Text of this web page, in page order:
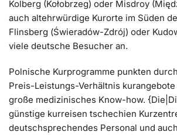
Kolberg (Kołobrzeg) oder Misdroy
auch altehrwürdige Kurorte im Süden
Flinsberg (Świeradów-Zdrój) oder
viele deutsche Besucher an.
Polnische Kurprogramme punkten
Preis-Leistungs-Verhältnis
große medizinisches Know-how.
günstige kurreisen tschechien
deutschsprechendes Personal und